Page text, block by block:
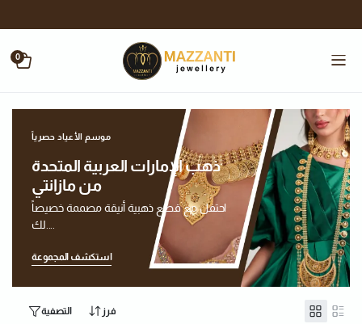
0
موسم الأعياد حصرياً
ذهب الإمارات العربية المتحدة
من مازانتي
احتفل مع قطع ذهبية أنيقة مصممة خصيصاً
استكشف المجموعة
التصفية فرز